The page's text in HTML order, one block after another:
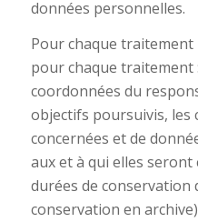
données personnelles.
Pour chaque
pour chaque traitement
coordonnées du
objectifs poursuivis, les
concernées et de
aux et à qui elles seront
durées de conservation
conservation en